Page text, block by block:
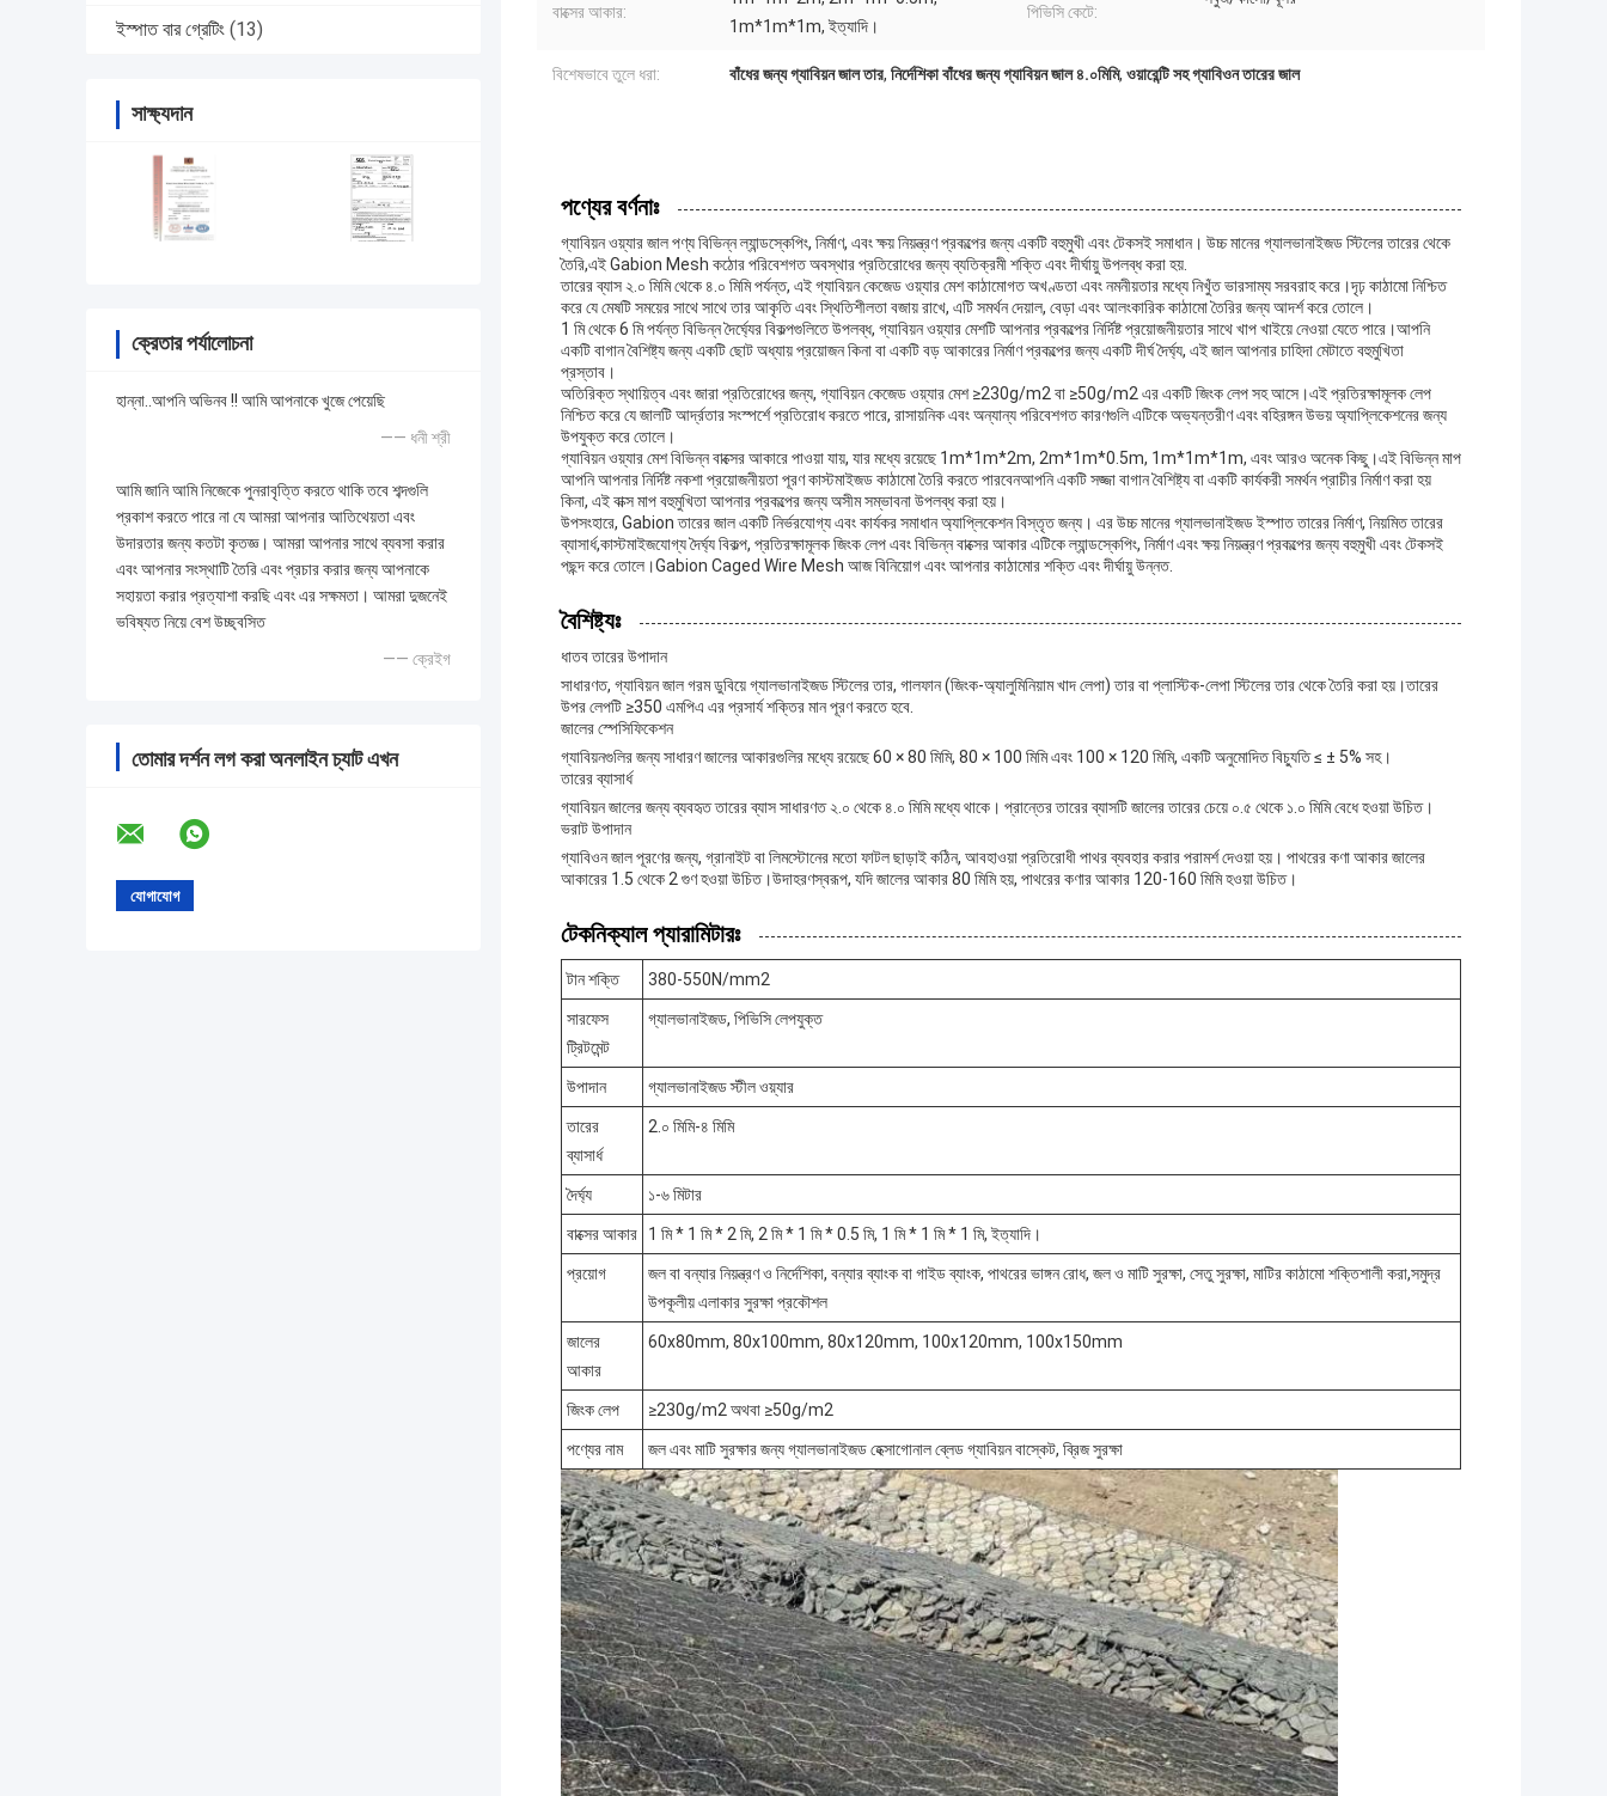
ইস্পাত বার গ্রেটিং (13)
সাক্ষ্যদান
ক্রেতার পর্যালোচনা
হান্না..আপনি অভিনব !! আমি আপনাকে খুজে পেয়েছি
—— ধনী শ্রী
আমি জানি আমি নিজেকে পুনরাবৃত্তি করতে থাকি তবে শব্দগুলি
প্রকাশ করতে পারে না যে আমরা আপনার আতিথেয়তা এবং
উদারতার জন্য কতটা কৃতজ্ঞ। আমরা আপনার সাথে ব্যবসা করার
এবং আপনার সংস্থাটি তৈরি এবং প্রচার করার জন্য আপনাকে
সহায়তা করার প্রত্যাশা করছি এবং এর সক্ষমতা। আমরা দুজনেই
ভবিষ্যত নিয়ে বেশ উচ্ছ্বসিত
—— ক্রেইগ
তোমার দর্শন লগ করা অনলাইন চ্যাট এখন
বাক্সের আকার:
1m*1m*1m, ইত্যাদি।
পিভিসি কেটে:
বিশেষভাবে তুলে ধরা: বাঁধের জন্য গ্যাবিয়ন জাল তার, নির্দেশিকা বাঁধের জন্য গ্যাবিয়ন জাল ৪.০মিমি, ওয়ারেন্টি সহ গ্যাবিওন তারের জাল
পণ্যের বর্ণনাঃ
গ্যাবিয়ন ওয়্যার জাল পণ্য বিভিন্ন ল্যান্ডস্কেপিং, নির্মাণ, এবং ক্ষয় নিয়ন্ত্রণ প্রকল্পের জন্য একটি বহুমুখী এবং টেকসই সমাধান। উচ্চ মানের গ্যালভানাইজড স্টিলের তারের থেকে
তৈরি,এই Gabion Mesh কঠোর পরিবেশগত অবস্থার প্রতিরোধের জন্য ব্যতিক্রমী শক্তি এবং দীর্ঘায়ু উপলব্ধ করা হয়.
তারের ব্যাস ২.০ মিমি থেকে ৪.০ মিমি পর্যন্ত, এই গ্যাবিয়ন কেজেড ওয়্যার মেশ কাঠামোগত অখণ্ডতা এবং নমনীয়তার মধ্যে নিখুঁত ভারসাম্য সরবরাহ করে।দৃঢ় কাঠামো নিশ্চিত
করে যে মেষটি সময়ের সাথে সাথে তার আকৃতি এবং স্থিতিশীলতা বজায় রাখে, এটি সমর্থন দেয়াল, বেড়া এবং আলংকারিক কাঠামো তৈরির জন্য আদর্শ করে তোলে।
1 মি থেকে 6 মি পর্যন্ত বিভিন্ন দৈর্ঘ্যের বিকল্পগুলিতে উপলব্ধ, গ্যাবিয়ন ওয়্যার মেশটি আপনার প্রকল্পের নির্দিষ্ট প্রয়োজনীয়তার সাথে খাপ খাইয়ে নেওয়া যেতে পারে।আপনি
একটি বাগান বৈশিষ্ট্য জন্য একটি ছোট অধ্যায় প্রয়োজন কিনা বা একটি বড় আকারের নির্মাণ প্রকল্পের জন্য একটি দীর্ঘ দৈর্ঘ্য, এই জাল আপনার চাহিদা মেটাতে বহুমুখিতা
প্রস্তাব।
অতিরিক্ত স্থায়িত্ব এবং জারা প্রতিরোধের জন্য, গ্যাবিয়ন কেজেড ওয়্যার মেশ ≥230g/m2 বা ≥50g/m2 এর একটি জিংক লেপ সহ আসে।এই প্রতিরক্ষামূলক লেপ
নিশ্চিত করে যে জালটি আর্দ্রতার সংস্পর্শে প্রতিরোধ করতে পারে, রাসায়নিক এবং অন্যান্য পরিবেশগত কারণগুলি এটিকে অভ্যন্তরীণ এবং বহিরঙ্গন উভয় অ্যাপ্লিকেশনের জন্য
উপযুক্ত করে তোলে।
গ্যাবিয়ন ওয়্যার মেশ বিভিন্ন বাক্সের আকারে পাওয়া যায়, যার মধ্যে রয়েছে 1m*1m*2m, 2m*1m*0.5m, 1m*1m*1m, এবং আরও অনেক কিছু।এই বিভিন্ন মাপ
আপনি আপনার নির্দিষ্ট নকশা প্রয়োজনীয়তা পূরণ কাস্টমাইজড কাঠামো তৈরি করতে পারবেনআপনি একটি সজ্জা বাগান বৈশিষ্ট্য বা একটি কার্যকরী সমর্থন প্রাচীর নির্মাণ করা হয়
কিনা, এই বাক্স মাপ বহুমুখিতা আপনার প্রকল্পের জন্য অসীম সম্ভাবনা উপলব্ধ করা হয়।
উপসংহারে, Gabion তারের জাল একটি নির্ভরযোগ্য এবং কার্যকর সমাধান অ্যাপ্লিকেশন বিস্তৃত জন্য। এর উচ্চ মানের গ্যালভানাইজড ইস্পাত তারের নির্মাণ, নিয়মিত তারের
ব্যাসার্ধ,কাস্টমাইজযোগ্য দৈর্ঘ্য বিকল্প, প্রতিরক্ষামূলক জিংক লেপ এবং বিভিন্ন বাক্সের আকার এটিকে ল্যান্ডস্কেপিং, নির্মাণ এবং ক্ষয় নিয়ন্ত্রণ প্রকল্পের জন্য বহুমুখী এবং টেকসই
পছন্দ করে তোলে।Gabion Caged Wire Mesh আজ বিনিয়োগ এবং আপনার কাঠামোর শক্তি এবং দীর্ঘায়ু উন্নত.
বৈশিষ্ট্যঃ
ধাতব তারের উপাদান
সাধারণত, গ্যাবিয়ন জাল গরম ডুবিয়ে গ্যালভানাইজড স্টিলের তার, গালফান (জিংক-অ্যালুমিনিয়াম খাদ লেপা) তার বা প্লাস্টিক-লেপা স্টিলের তার থেকে তৈরি করা হয়।তারের
উপর লেপটি ≥350 এমপিএ এর প্রসার্য শক্তির মান পূরণ করতে হবে.
জালের স্পেসিফিকেশন
গ্যাবিয়নগুলির জন্য সাধারণ জালের আকারগুলির মধ্যে রয়েছে 60 × 80 মিমি, 80 × 100 মিমি এবং 100 × 120 মিমি, একটি অনুমোদিত বিচ্যুতি ≤ ± 5% সহ।
তারের ব্যাসার্ধ
গ্যাবিয়ন জালের জন্য ব্যবহৃত তারের ব্যাস সাধারণত ২.০ থেকে ৪.০ মিমি মধ্যে থাকে। প্রান্তের তারের ব্যাসটি জালের তারের চেয়ে ০.৫ থেকে ১.০ মিমি বেধে হওয়া উচিত।
ভরাট উপাদান
গ্যাবিওন জাল পূরণের জন্য, গ্রানাইট বা লিমস্টোনের মতো ফাটল ছাড়াই কঠিন, আবহাওয়া প্রতিরোধী পাথর ব্যবহার করার পরামর্শ দেওয়া হয়। পাথরের কণা আকার জালের
আকারের 1.5 থেকে 2 গুণ হওয়া উচিত।উদাহরণস্বরূপ, যদি জালের আকার 80 মিমি হয়, পাথরের কণার আকার 120-160 মিমি হওয়া উচিত।
টেকনিক্যাল প্যারামিটারঃ
টান শক্তি 380-550N/mm2
সারফেস
ট্রিটমেন্ট
গ্যালভানাইজড, পিভিসি লেপযুক্ত
উপাদান গ্যালভানাইজড স্টীল ওয়্যার
তারের
ব্যাসার্ধ
2.০ মিমি-৪ মিমি
দৈর্ঘ্য ১-৬ মিটার
বাক্সের আকার 1 মি * 1 মি * 2 মি, 2 মি * 1 মি * 0.5 মি, 1 মি * 1 মি * 1 মি, ইত্যাদি।
প্রয়োগ
জল বা বন্যার নিয়ন্ত্রণ ও নির্দেশিকা, বন্যার ব্যাংক বা গাইড ব্যাংক, পাথরের ভাঙ্গন রোধ, জল ও মাটি সুরক্ষা, সেতু সুরক্ষা, মাটির কাঠামো শক্তিশালী করা,সমুদ্র
উপকূলীয় এলাকার সুরক্ষা প্রকৌশল
জালের
আকার
60x80mm, 80x100mm, 80x120mm, 100x120mm, 100x150mm
জিংক লেপ ≥230g/m2 অথবা ≥50g/m2
পণ্যের নাম জল এবং মাটি সুরক্ষার জন্য গ্যালভানাইজড হেক্সাগোনাল ব্লেড গ্যাবিয়ন বাস্কেট, ব্রিজ সুরক্ষা